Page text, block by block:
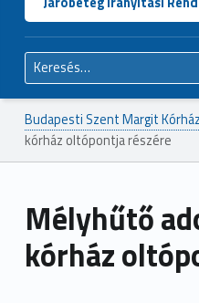
Keresés:
Budapesti Szent Margit Kórház
kórház oltópontja részére
Mélyhűtő
kórház